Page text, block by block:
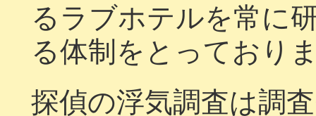
るラブホテルを常に
る体制をとっており
探偵の浮気調査は調